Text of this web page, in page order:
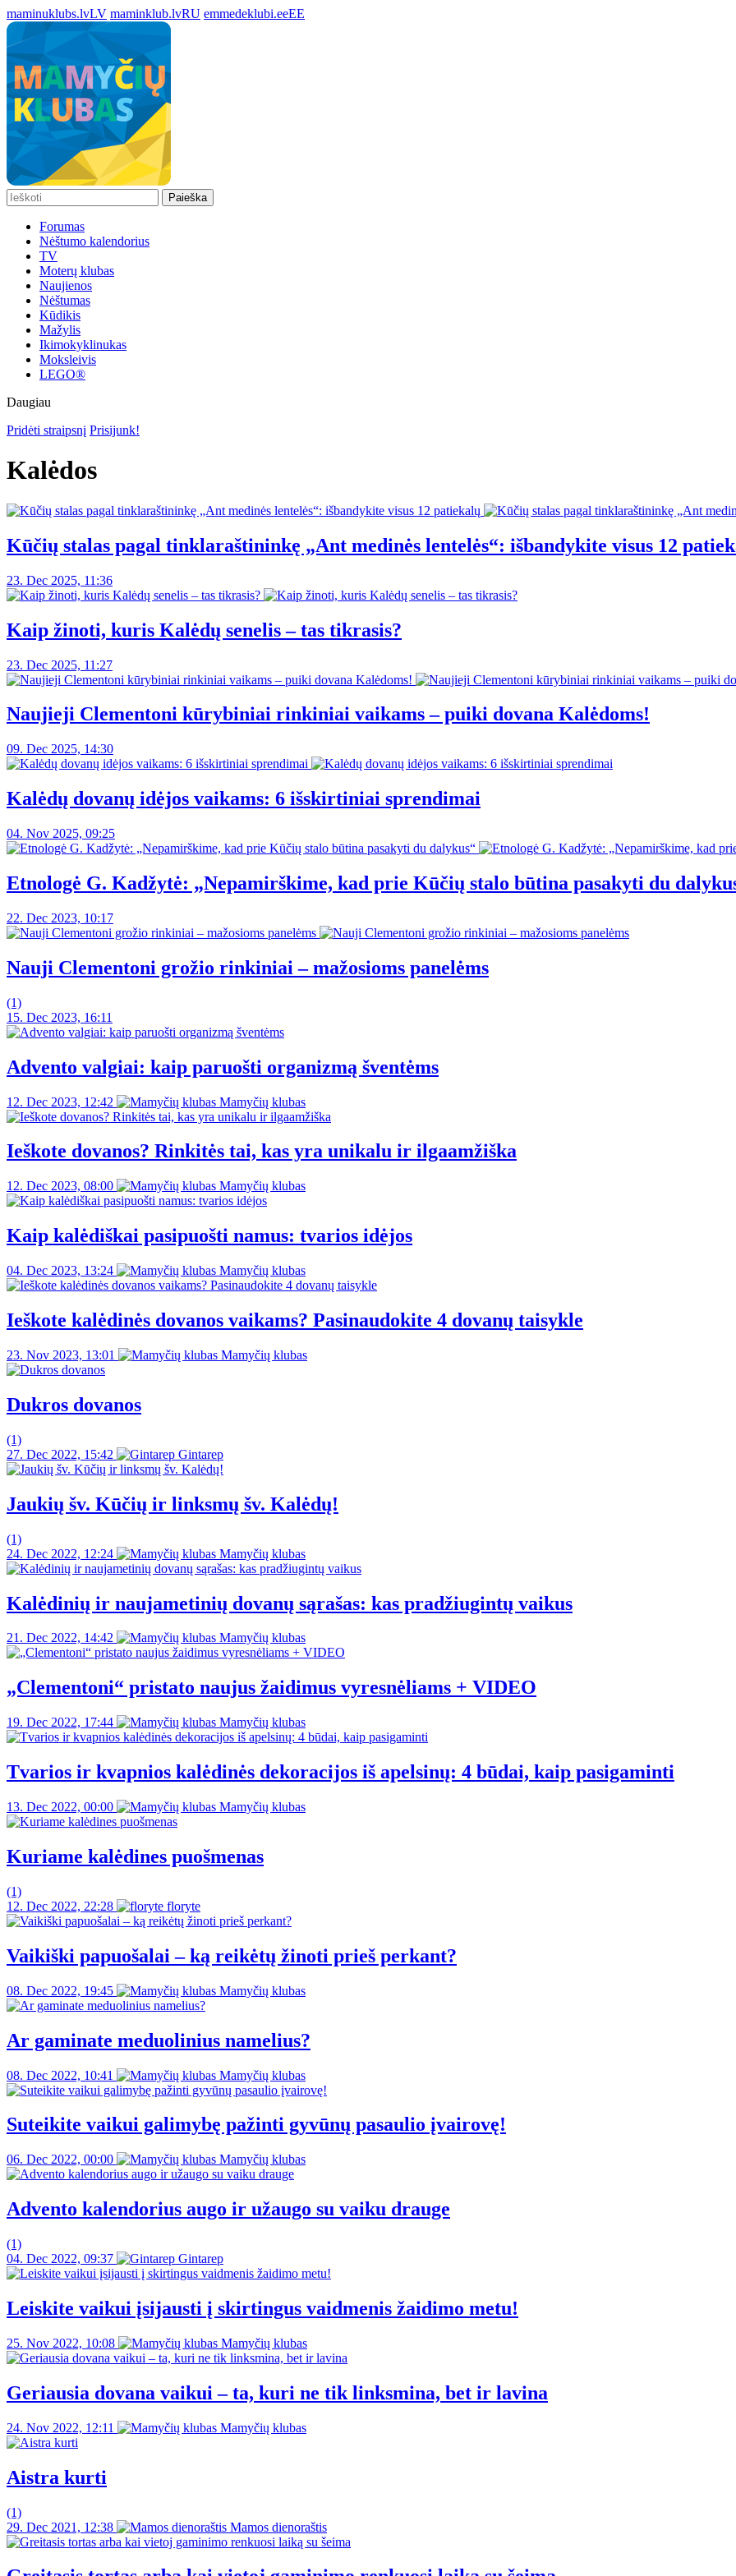
maminuklubs.lvLV maminklub.lvRU emmedeklubi.eeEE
Paieška
Forumas
Nėštumo kalendorius
TV
Moterų klubas
Naujienos
Nėštumas
Kūdikis
Mažylis
Ikimokyklinukas
Moksleivis
LEGO®
Daugiau
Pridėti straipsnį Prisijunk!
Kalėdos
Kūčių stalas pagal tinklaraštininkę „Ant medinės lentelės“: išbandykite visus 12
23. Dec 2025, 11:36
Kaip žinoti, kuris Kalėdų senelis – tas tikrasis?
23. Dec 2025, 11:27
Naujieji Clementoni kūrybiniai rinkiniai vaikams – puiki dovana Kalėdoms!
09. Dec 2025, 14:30
Kalėdų dovanų idėjos vaikams: 6 išskirtiniai sprendimai
04. Nov 2025, 09:25
Etnologė G. Kadžytė: „Nepamirškime, kad prie Kūčių stalo būtina pasakyti du
22. Dec 2023, 10:17
Nauji Clementoni grožio rinkiniai – mažosioms panelėms
(1)
15. Dec 2023, 16:11
Advento valgiai: kaip paruošti organizmą šventėms
12. Dec 2023, 12:42 Mamyčių klubas
Ieškote dovanos? Rinkitės tai, kas yra unikalu ir ilgaamžiška
12. Dec 2023, 08:00 Mamyčių klubas
Kaip kalėdiškai pasipuošti namus: tvarios idėjos
04. Dec 2023, 13:24 Mamyčių klubas
Ieškote kalėdinės dovanos vaikams? Pasinaudokite 4 dovanų taisykle
23. Nov 2023, 13:01 Mamyčių klubas
Dukros dovanos
(1)
27. Dec 2022, 15:42
Gintarep
Jaukių šv. Kūčių ir linksmų šv. Kalėdų!
(1)
24. Dec 2022, 12:24
Mamyčių klubas
Kalėdinių ir naujametinių dovanų sąrašas: kas pradžiugintų vaikus
21. Dec 2022, 14:42 Mamyčių klubas
„Clementoni“ pristato naujus žaidimus vyresnėliams + VIDEO
19. Dec 2022, 17:44 Mamyčių klubas
Tvarios ir kvapnios kalėdinės dekoracijos iš apelsinų: 4 būdai, kaip pasigaminti
13. Dec 2022, 00:00 Mamyčių klubas
Kuriame kalėdines puošmenas
(1)
12. Dec 2022, 22:28
floryte
Vaikiški papuošalai – ką reikėtų žinoti prieš perkant?
08. Dec 2022, 19:45 Mamyčių klubas
Ar gaminate meduolinius namelius?
08. Dec 2022, 10:41 Mamyčių klubas
Suteikite vaikui galimybę pažinti gyvūnų pasaulio įvairovę!
06. Dec 2022, 00:00 Mamyčių klubas
Advento kalendorius augo ir užaugo su vaiku drauge
(1)
04. Dec 2022, 09:37
Gintarep
Leiskite vaikui įsijausti į skirtingus vaidmenis žaidimo metu!
25. Nov 2022, 10:08 Mamyčių klubas
Geriausia dovana vaikui – ta, kuri ne tik linksmina, bet ir lavina
24. Nov 2022, 12:11 Mamyčių klubas
Aistra kurti
(1)
29. Dec 2021, 12:38
Mamos dienoraštis